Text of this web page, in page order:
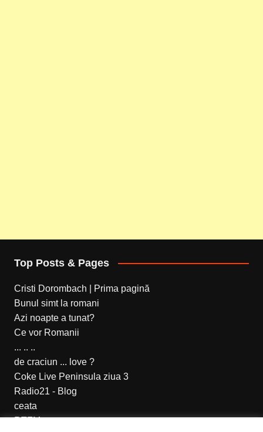
Top Posts & Pages
Cristi Dorombach | Prima pagină
Bunul simt la romani
Azi noapte a tunat?
Ce vor Romanii
... .. ..
de craciun ... love ?
Coke Live Peninsula ziua 3
Radio21 - Blog
ceata
RTFM